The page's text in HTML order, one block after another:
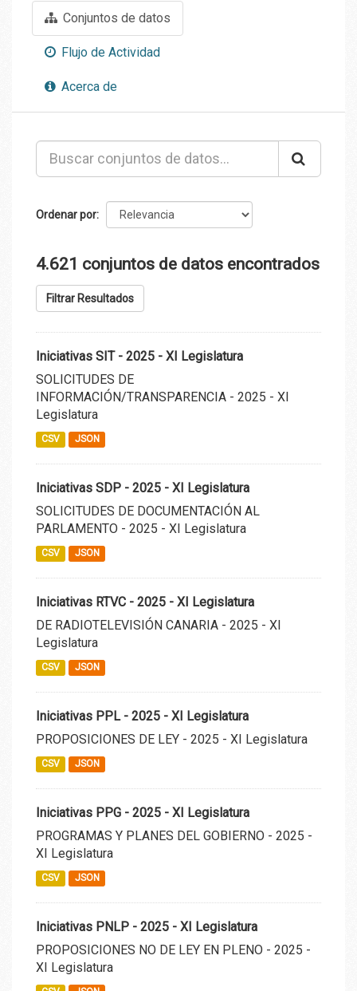
Conjuntos de datos
Flujo de Actividad
Acerca de
Ordenar por
4.621 conjuntos de datos encontrados
Filtrar Resultados
Iniciativas SIT - 2025 - XI Legislatura
SOLICITUDES DE
INFORMACIÓN/TRANSPARENCIA - 2025 - XI
Legislatura
CSV JSON
Iniciativas SDP - 2025 - XI Legislatura
SOLICITUDES DE DOCUMENTACIÓN AL
PARLAMENTO - 2025 - XI Legislatura
CSV JSON
Iniciativas RTVC - 2025 - XI Legislatura
DE RADIOTELEVISIÓN CANARIA - 2025 - XI
Legislatura
CSV JSON
Iniciativas PPL - 2025 - XI Legislatura
PROPOSICIONES DE LEY - 2025 - XI Legislatura
CSV JSON
Iniciativas PPG - 2025 - XI Legislatura
PROGRAMAS Y PLANES DEL GOBIERNO - 2025 -
XI Legislatura
CSV JSON
Iniciativas PNLP - 2025 - XI Legislatura
PROPOSICIONES NO DE LEY EN PLENO - 2025 -
XI Legislatura